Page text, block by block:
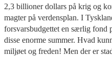
2,3 billioner dollars på krig og
magter på verdensplan. I
forsvarsbudgettet en særlig fond
disse enorme summer. Hvad
miljøet og freden! Men der er